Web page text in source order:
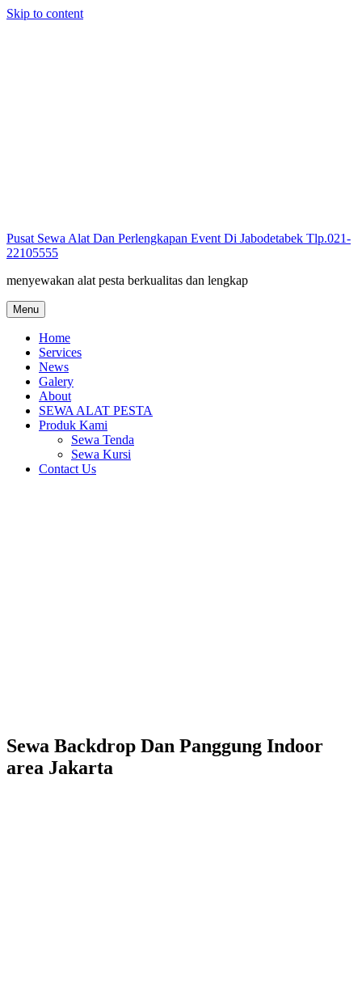
Skip to content
Pusat Sewa Alat Dan Perlengkapan Event Di Jabodetabek Tlp.021-
22105555
menyewakan alat pesta berkualitas dan lengkap
Menu
Home
Services
News
Galery
About
SEWA ALAT PESTA
Produk Kami
Sewa Tenda
Sewa Kursi
Contact Us
Sewa Backdrop Dan Panggung Indoor
area Jakarta